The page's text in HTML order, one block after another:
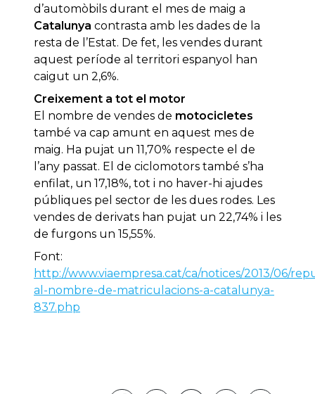
d’automòbils durant el mes de maig a
Catalunya contrasta amb les dades de la
resta de l’Estat. De fet, les vendes durant
aquest període al territori espanyol han
caigut un 2,6%.
Creixement a tot el motor
El nombre de vendes de motocicletes
també va cap amunt en aquest mes de
maig. Ha pujat un 11,70% respecte el de
l’any passat. El de ciclomotors també s’ha
enfilat, un 17,18%, tot i no haver-hi ajudes
públiques pel sector de les dues rodes. Les
vendes de derivats han pujat un 22,74% i les
de furgons un 15,55%.
Font:
http://www.viaempresa.cat/ca/notices/2013/06/
al-nombre-de-matriculacions-a-catalunya-
837.php